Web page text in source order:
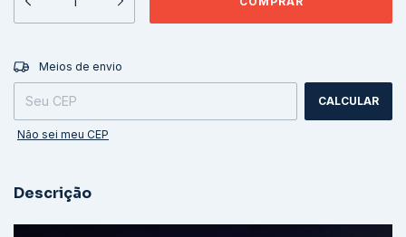
Entregas para o CEP:
Meios de envio
CALCULAR
Não sei meu CEP
Descrição